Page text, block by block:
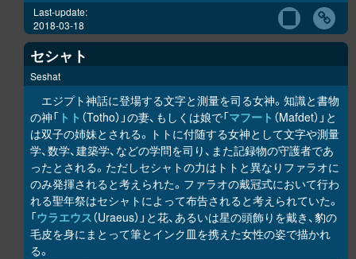
Last-update:
2018-03-18
セシャト
Seshat
エジプト神話に登場する文字と測量を司る女神。知識と書物
の神「 トト （Totho）」の妻、もしくは娘で「マフート （Mafdet）」と
は双子の姉妹とされる。トトに付随する女神として文字や測量
学、数学、建築学、などの学問を司り、また記録物の守護者であ
ったとされる。ただしセシャトの力はトトと異なりファラオに
のみ発揮されると考えられた。ファラオの戴冠式において行わ
れる聖年祭はセシャトによって布告されると考えられていた。
「ウラエウス（Uraeus）」と花、あるいは星の頭飾りを戴き、豹の
毛皮を身にまとって筆とインク皿を携えた女性の姿で描かれ
る。